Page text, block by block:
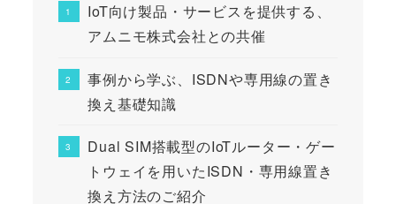
IoT向け製品・サービスを提供する、
アムニモ株式会社との共催
事例から学ぶ、ISDNや専用線の置き
換え基礎知識
Dual SIM搭載型のIoTルーター・ゲー
トウェイを用いたISDN・専用線置き
換え方法のご紹介